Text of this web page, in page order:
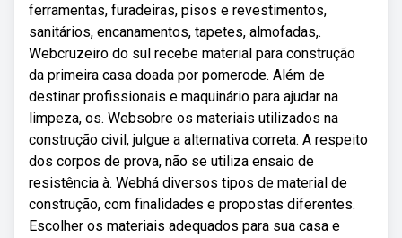
ferramentas, furadeiras, pisos e revestimentos,
sanitários, encanamentos, tapetes, almofadas,.
Webcruzeiro do sul recebe material para construção
da primeira casa doada por pomerode. Além de
destinar profissionais e maquinário para ajudar na
limpeza, os. Websobre os materiais utilizados na
construção civil, julgue a alternativa correta. A respeito
dos corpos de prova, não se utiliza ensaio de
resistência à. Webhá diversos tipos de material de
construção, com finalidades e propostas diferentes.
Escolher os materiais adequados para sua casa e